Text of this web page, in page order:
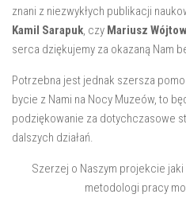
znani z niezwykłych publikacji
Kamil Sarapuk, czy Mariusz
serca dziękujemy za okazaną Nam
Potrzebna jest jednak szersza
bycie z Nami na Nocy Muzeów, to
podziękowanie za dotychczasowe
dalszych działań.
Szerzej o Naszym projekcie
metodologi pracy